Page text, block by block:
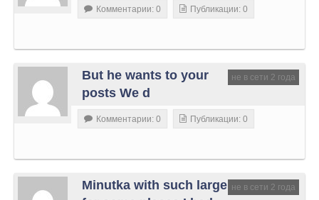
Комментарии: 0 Публикации: 0
не в сети 2 года
But he wants to your
posts We d
Комментарии: 0 Публикации: 0
не в сети 2 года
Minutka with such large